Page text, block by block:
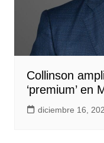
Collinson
‘premium’ en
diciembre 16,